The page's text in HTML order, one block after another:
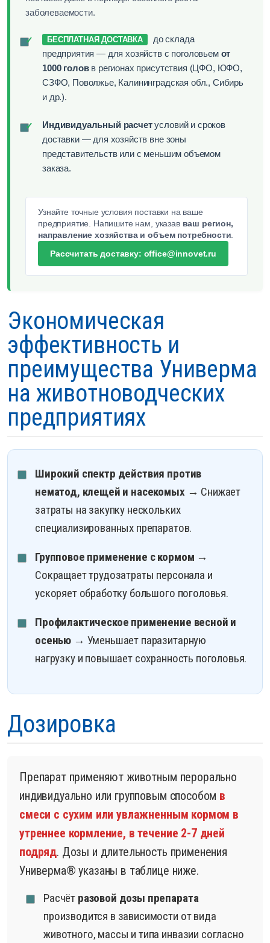
заболеваемости.
✓ БЕСПЛАТНАЯ ДОСТАВКА
до склада
предприятия — для хозяйств с поголовьем от
1000 головв регионах присутствия (ЦФО, ЮФО,
СЗФО, Поволжье, Калининградская обл., Сибирь
и др.).
✓ Индивидуальный расчетусловий и сроков
доставки — для хозяйств вне зоны
представительств или с меньшим объемом
заказа.
Узнайте точные условия поставки на ваше
предприятие. Напишите нам, указав ваш регион,
направление хозяйства и объем потребности.
Рассчитать доставку: office@innovet.ru
Экономическая
эффективность и
преимущества Универма
на животноводческих
предприятиях
Широкий спектр действия против
нематод, клещей и насекомых → Снижает
затраты на закупку нескольких
специализированных препаратов.
Групповое применение с кормом →
Сокращает трудозатраты персонала и
ускоряет обработку большого поголовья.
Профилактическое применение весной и
осенью → Уменьшает паразитарную
нагрузку и повышает сохранность поголовья.
Дозировка
Препарат применяют животным перорально
индивидуально или групповым способом в
смеси с сухим или увлажненным кормом в
утреннее кормление, в течение 2-7 дней
подряд. Дозы и длительность применения
Универма® указаны в таблице ниже.
Расчёт разовой дозы препарата
производится в зависимости от вида
животного, массы и типа инвазии согласно